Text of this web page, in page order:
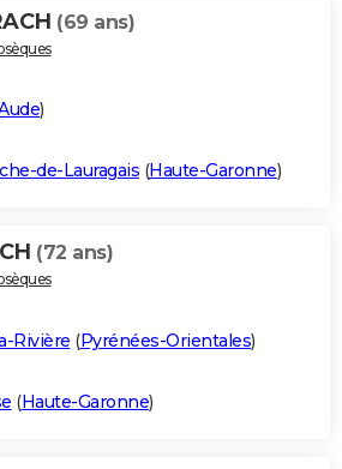
(69 ans)
)
de-Lauragais (Haute-Garonne)
(72 ans)
Rivière (Pyrénées-Orientales)
(Haute-Garonne)